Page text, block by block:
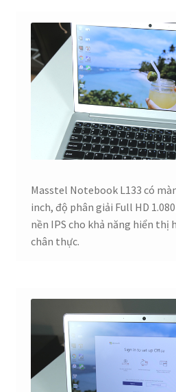
Masstel Notebook L133 có
inch, độ phân giải Full HD
nền IPS cho khả năng hiển thị
chân thực.